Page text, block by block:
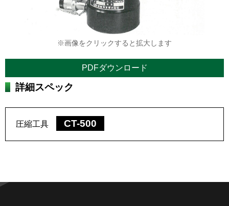
※画像をクリックすると拡大します
PDFダウンロード
詳細スペック
圧縮工具 CT-500